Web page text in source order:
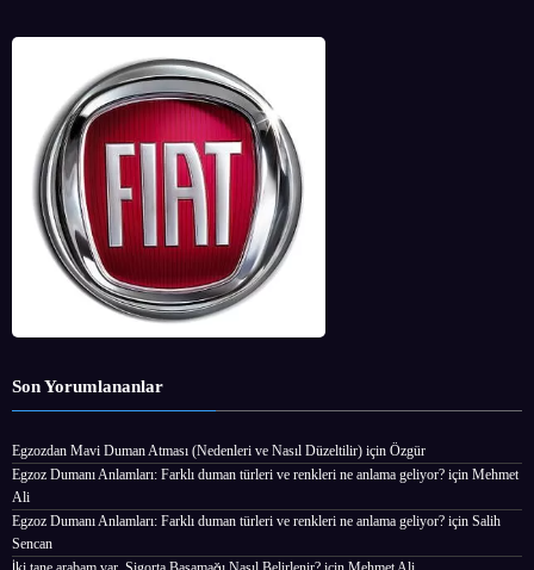
Son Yorumlananlar
Egzozdan Mavi Duman Atması (Nedenleri ve Nasıl Düzeltilir) için Özgür
Egzoz Dumanı Anlamları: Farklı duman türleri ve renkleri ne anlama geliyor? için Mehmet
Ali
Egzoz Dumanı Anlamları: Farklı duman türleri ve renkleri ne anlama geliyor? için Salih
Sencan